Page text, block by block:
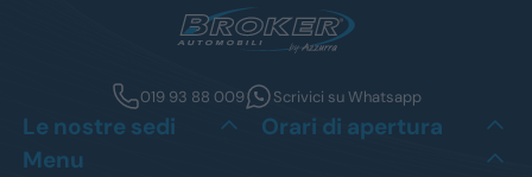
019 93 88 009 Scrivici su Whatsapp
Le nostre sedi
Orari di apertura
Menu